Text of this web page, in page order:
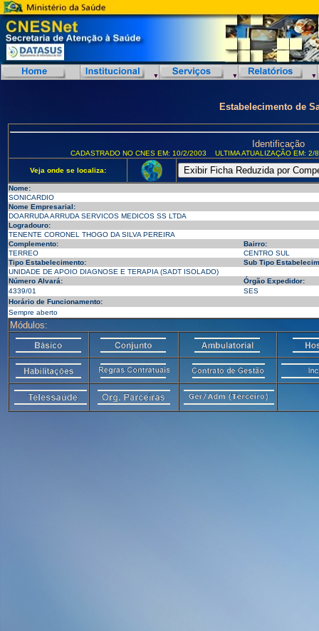
Estabelecimento de
Identificação
CADASTRADO NO CNES EM: 10/2/2003 ULTIMA ATUALIZAÇÃO EM:
Veja onde se localiza:
Nome:
SONICARDIO
Nome Empresarial:
DOARRUDA ARRUDA SERVICOS MEDICOS SS LTDA
Logradouro:
TENENTE CORONEL THOGO DA SILVA PEREIRA
Complemento:
Bairro:
TERREO
CENTRO SUL
Tipo Estabelecimento:
Sub Tipo
UNIDADE DE APOIO DIAGNOSE E TERAPIA (SADT ISOLADO)
Número Alvará:
Órgão Expedidor:
4339/01
SES
Horário de Funcionamento:
Sempre aberto
Módulos: